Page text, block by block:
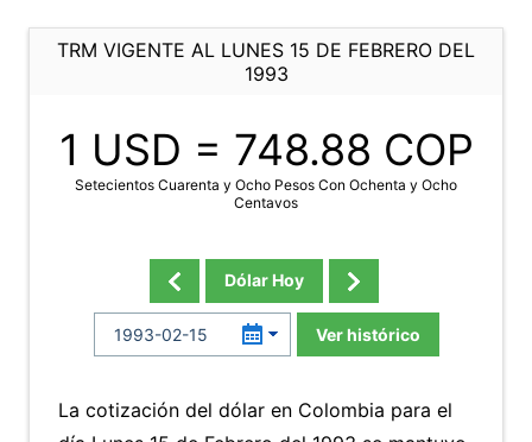
TRM VIGENTE AL LUNES 15 DE FEBRERO DEL
1993
1 USD = 748.88 COP
Setecientos Cuarenta y Ocho Pesos Con Ochenta y Ocho
Centavos
Dólar Hoy
Ver histórico
La cotización del dólar en Colombia para el